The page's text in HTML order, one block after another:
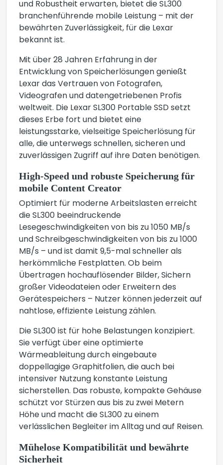
und Robustheit erwarten, bietet die SL300
branchenführende mobile Leistung – mit der
bewährten Zuverlässigkeit, für die Lexar
bekannt ist.
Mit über 28 Jahren Erfahrung in der
Entwicklung von Speicherlösungen genießt
Lexar das Vertrauen von Fotografen,
Videografen und datengetriebenen Profis
weltweit. Die Lexar SL300 Portable SSD setzt
dieses Erbe fort und bietet eine
leistungsstarke, vielseitige Speicherlösung für
alle, die unterwegs schnellen, sicheren und
zuverlässigen Zugriff auf ihre Daten benötigen.
High-Speed und robuste Speicherung für
mobile Content Creator
Optimiert für moderne Arbeitslasten erreicht
die SL300 beeindruckende
Lesegeschwindigkeiten von bis zu 1050 MB/s
und Schreibgeschwindigkeiten von bis zu 1000
MB/s – und ist damit 9,5-mal schneller als
herkömmliche Festplatten. Ob beim
Übertragen hochauflösender Bilder, Sichern
großer Videodateien oder Erweitern des
Gerätespeichers – Nutzer können jederzeit auf
nahtlose, effiziente Leistung zählen.
Die SL300 ist für hohe Belastungen konzipiert.
Sie verfügt über eine optimierte
Wärmeableitung durch eingebaute
doppellagige Graphitfolien, die auch bei
intensiver Nutzung konstante Leistung
sicherstellen. Das robuste, kompakte Gehäuse
schützt vor Stürzen aus bis zu zwei Metern
Höhe und macht die SL300 zu einem
verlässlichen Begleiter im Alltag und auf Reisen.
Mühelose Kompatibilität und bewährte
Sicherheit